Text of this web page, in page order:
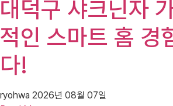
대덕구 샤크닌자
적인 스마트 홈 경
다!
ryohwa 2026년 08월 07일